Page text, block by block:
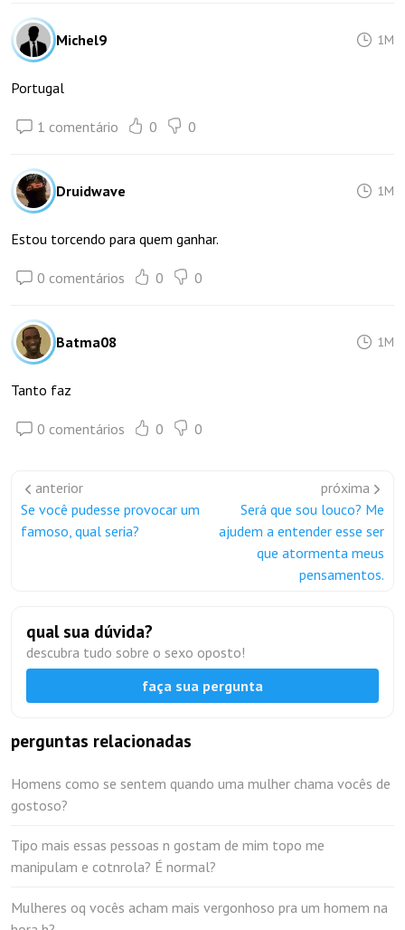
Michel9 1M
Portugal
1 comentário 0 0
Druidwave 1M
Estou torcendo para quem ganhar.
0 comentários 0 0
Batma08 1M
Tanto faz
0 comentários 0 0
anterior
Se você pudesse provocar um
famoso, qual seria?
próxima
Será que sou louco? Me
ajudem a entender esse ser
que atormenta meus
pensamentos.
qual sua dúvida?
descubra tudo sobre o sexo oposto!
faça sua pergunta
perguntas relacionadas
Homens como se sentem quando uma mulher chama vocês de
gostoso?
Tipo mais essas pessoas n gostam de mim topo me
manipulam e cotnrola? É normal?
Mulheres oq vocês acham mais vergonhoso pra um homem na